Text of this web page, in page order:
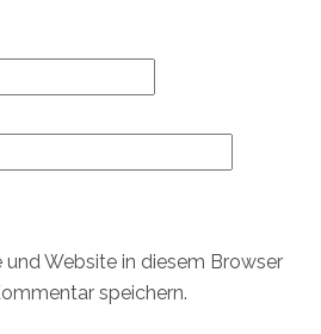
Website in diesem Browser
speichern.